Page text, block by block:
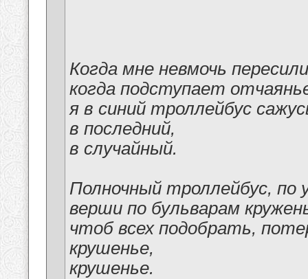
Когда мне невмочь
когда подступает
я в синий троллейбус
в последний,
в случайный.
Полночный троллейбус, по
верши по бульварам
чтоб всех подобрать,
крушенье,
крушенье.